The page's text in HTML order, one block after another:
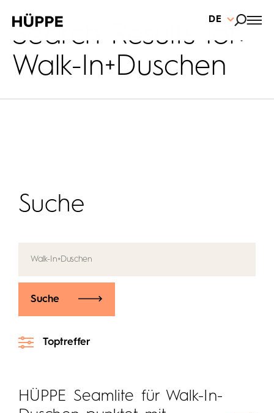
DE
Search Results for:
Walk-In+Duschen
Suche
Suche
Toptreffer
HÜPPE Seamlite für Walk-In-